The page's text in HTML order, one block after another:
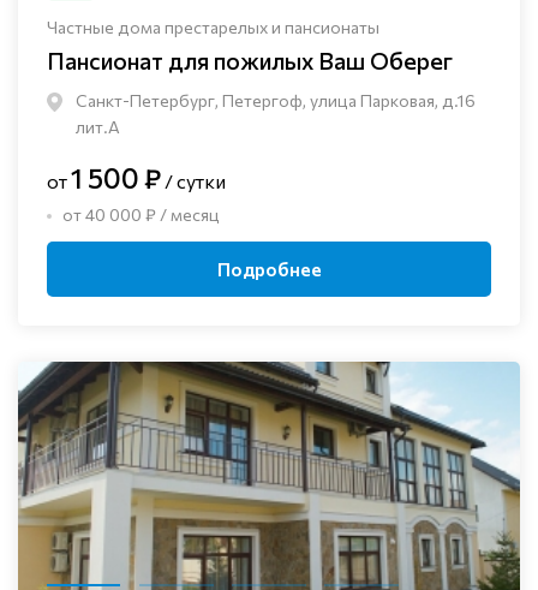
Частные дома престарелых и пансионаты
Пансионат для пожилых Ваш Оберег
Санкт-Петербург, Петергоф, улица Парковая, д.16
лит.А
от1 500 ₽ / сутки
от 40 000 ₽ / месяц
Подробнее